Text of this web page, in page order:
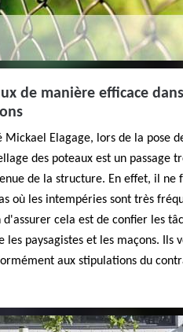
de manière efficace
Elagage, lors de la pose
des poteaux est un passage
de la structure. En effet, il ne
où les intempéries sont très
cela est de confier les
les paysagistes et les maçons. Ils
aux stipulations du